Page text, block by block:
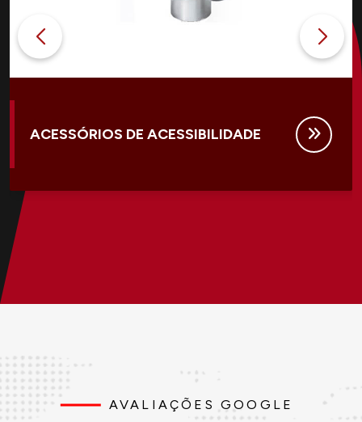
ACESSÓRIOS DE ACESSIBILIDADE
AVALIAÇÕES GOOGLE